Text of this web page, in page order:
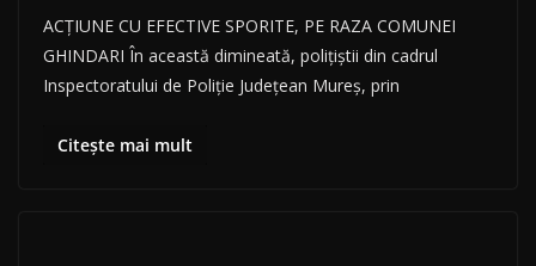
ACȚIUNE CU EFECTIVE SPORITE, PE RAZA COMUNEI
GHINDARI În această dimineată, polițiștii din cadrul
Inspectoratului de Poliție Județean Mureș, prin
Citește mai mult